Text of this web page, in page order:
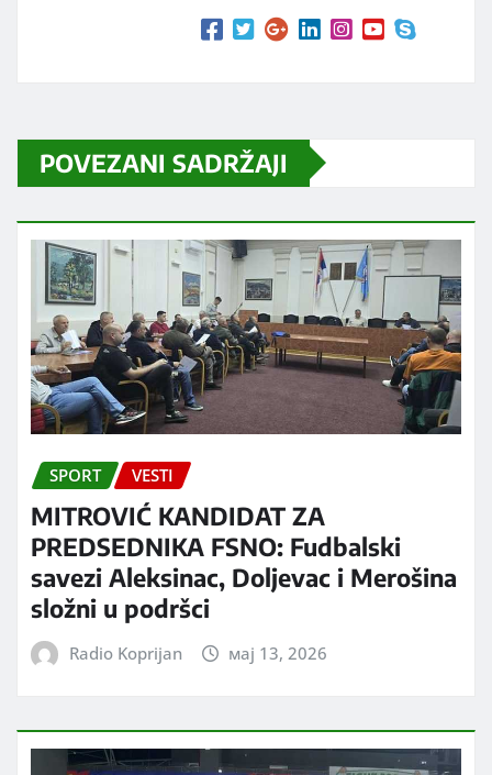
POVEZANI SADRŽAJI
SPORT VESTI
MITROVIĆ KANDIDAT ZA
PREDSEDNIKA FSNO: Fudbalski
savezi Aleksinac, Doljevac i Merošina
složni u podršci
Radio Koprijan мај 13, 2026